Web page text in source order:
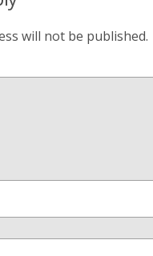
will not be published.